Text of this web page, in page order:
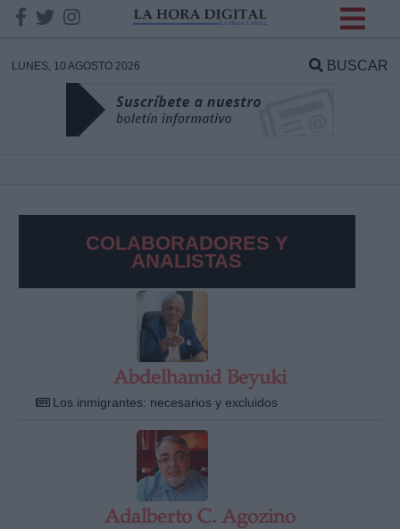
LUNES, 10 AGOSTO 2026 BUSCAR
COLABORADORES Y
ANALISTAS
Abdelhamid Beyuki
Los inmigrantes: necesarios y excluidos
Adalberto C. Agozino
DATOS
Responsable:
Datos tratados: